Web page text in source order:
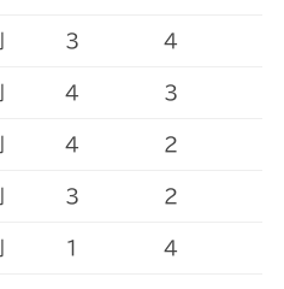
3 4
4 3
4 2
3 2
1 4